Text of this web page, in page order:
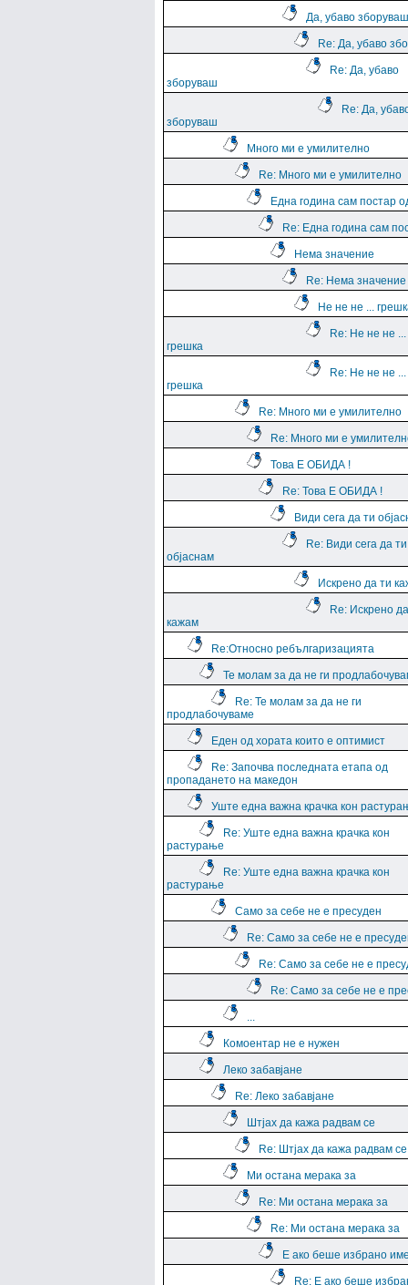
Да, убаво зборуваш
Re: Да, убаво
Re: Да, убаво
зборуваш
Re: Да,
зборуваш
Много ми е умилително
Re: Много ми е умилително
Една година сам постар
Re: Една година сам
Нема значение
Re: Нема значение
Не не не ...
Re: Не не не ...
грешка
Re: Не не не ...
грешка
Re: Много ми е умилително
Re: Много ми е
Това Е ОБИДА !
Re: Това Е ОБИДА !
Види сега да ти
Re: Види сега да ти
објаснам
Искрено да ти
Re: Искрено
кажам
Re:Относно ребългаризацията
Те молам за да не ги
Re: Те молам за да не ги
продлабочуваме
Еден од хората които е оптимист
Re: Започва последната етапа од
пропадането на македон
Уште една важна крачка кон
Re: Уште една важна крачка кон
растурање
Re: Уште една важна крачка кон
растурање
Само за себе не е пресуден
Re: Само за себе не е
Re: Само за себе не е
Re: Само за себе не е
...
Комоентар не е нужен
Леко забавјане
Re: Леко забавјане
Штјах да кажа радвам се
Re: Штјах да кажа радвам се
Ми остана мерака за
Re: Ми остана мерака за
Re: Ми остана мерака за
Е ако беше избрано
Re: Е ако беше